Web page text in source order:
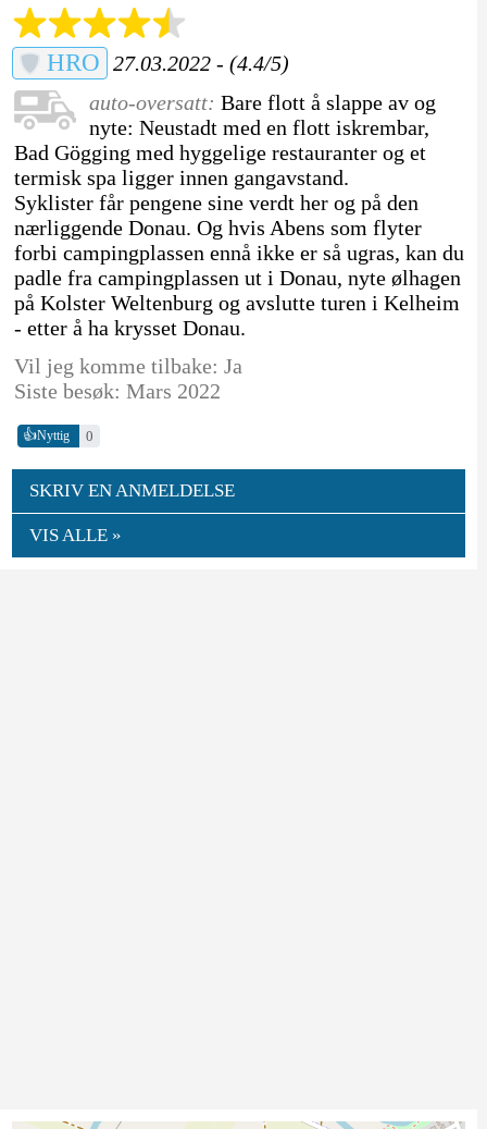
HRO 27.03.2022 - (4.4/5)
auto-oversatt: Bare flott å slappe av og
nyte: Neustadt med en flott iskrembar,
Bad Gögging med hyggelige restauranter og et
termisk spa ligger innen gangavstand.
Syklister får pengene sine verdt her og på den
nærliggende Donau. Og hvis Abens som flyter
forbi campingplassen ennå ikke er så ugras, kan du
padle fra campingplassen ut i Donau, nyte ølhagen
på Kolster Weltenburg og avslutte turen i Kelheim
- etter å ha krysset Donau.
Vil jeg komme tilbake: Ja
Siste besøk: Mars 2022
👍Nyttig 0
SKRIV EN ANMELDELSE
VIS ALLE »